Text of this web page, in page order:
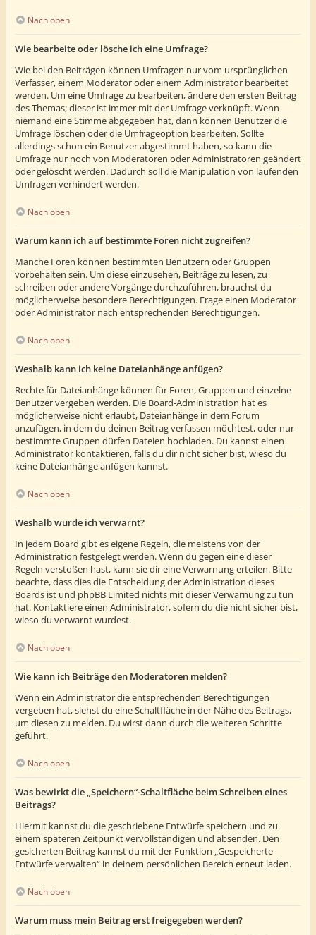
Nach oben
Wie bearbeite oder lösche ich eine Umfrage?
Wie bei den Beiträgen können Umfragen nur vom ursprünglichen
Verfasser, einem Moderator oder einem Administrator bearbeitet
werden. Um eine Umfrage zu bearbeiten, ändere den ersten Beitrag
des Themas; dieser ist immer mit der Umfrage verknüpft. Wenn
niemand eine Stimme abgegeben hat, dann können Benutzer die
Umfrage löschen oder die Umfrageoption bearbeiten. Sollte
allerdings schon ein Benutzer abgestimmt haben, so kann die
Umfrage nur noch von Moderatoren oder Administratoren geändert
oder gelöscht werden. Dadurch soll die Manipulation von laufenden
Umfragen verhindert werden.
Nach oben
Warum kann ich auf bestimmte Foren nicht zugreifen?
Manche Foren können bestimmten Benutzern oder Gruppen
vorbehalten sein. Um diese einzusehen, Beiträge zu lesen, zu
schreiben oder andere Vorgänge durchzuführen, brauchst du
möglicherweise besondere Berechtigungen. Frage einen Moderator
oder Administrator nach entsprechenden Berechtigungen.
Nach oben
Weshalb kann ich keine Dateianhänge anfügen?
Rechte für Dateianhänge können für Foren, Gruppen und einzelne
Benutzer vergeben werden. Die Board-Administration hat es
möglicherweise nicht erlaubt, Dateianhänge in dem Forum
anzufügen, in dem du deinen Beitrag verfassen möchtest, oder nur
bestimmte Gruppen dürfen Dateien hochladen. Du kannst einen
Administrator kontaktieren, falls du dir nicht sicher bist, wieso du
keine Dateianhänge anfügen kannst.
Nach oben
Weshalb wurde ich verwarnt?
In jedem Board gibt es eigene Regeln, die meistens von der
Administration festgelegt werden. Wenn du gegen eine dieser
Regeln verstoßen hast, kann sie dir eine Verwarnung erteilen. Bitte
beachte, dass dies die Entscheidung der Administration dieses
Boards ist und phpBB Limited nichts mit dieser Verwarnung zu tun
hat. Kontaktiere einen Administrator, sofern du die nicht sicher bist,
wieso du verwarnt wurdest.
Nach oben
Wie kann ich Beiträge den Moderatoren melden?
Wenn ein Administrator die entsprechenden Berechtigungen
vergeben hat, siehst du eine Schaltfläche in der Nähe des Beitrags,
um diesen zu melden. Du wirst dann durch die weiteren Schritte
geführt.
Nach oben
Was bewirkt die „Speichern“-Schaltfläche beim Schreiben eines
Beitrags?
Hiermit kannst du die geschriebene Entwürfe speichern und zu
einem späteren Zeitpunkt vervollständigen und absenden. Den
gesicherten Beitrag kannst du mit der Funktion „Gespeicherte
Entwürfe verwalten“ in deinem persönlichen Bereich erneut laden.
Nach oben
Warum muss mein Beitrag erst freigegeben werden?